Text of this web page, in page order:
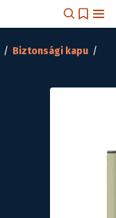
/ Biztonsági kapu /